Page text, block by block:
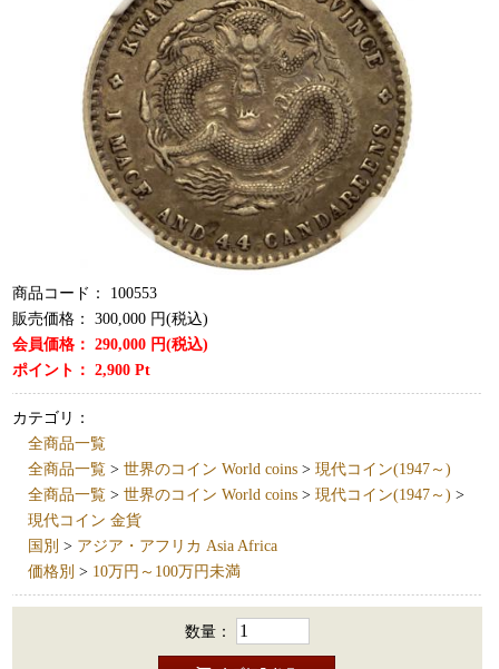
商品コード：
100553
販売価格：
300,000 円(税込)
会員価格：
290,000 円(税込)
ポイント：2,900 Pt
カテゴリ：
全商品一覧
全商品一覧 >世界のコイン World coins >現代コイン(1947～)
全商品一覧 >世界のコイン World coins >現代コイン(1947～) >
現代コイン 金貨
国別 > アジア・アフリカ Asia Africa
価格別 > 10万円～100万円未満
数量：